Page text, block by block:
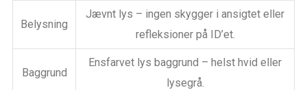
Belysning
Jævnt lys – ingen skygger i ansigtet eller
refleksioner på ID’et.
Baggrund
Ensfarvet lys baggrund – helst hvid eller
lysegrå.